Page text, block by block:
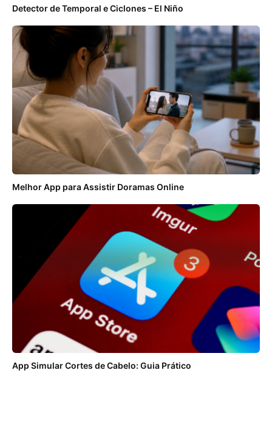
Detector de Temporal e Ciclones – El Niño
Melhor App para Assistir Doramas Online
App Simular Cortes de Cabelo: Guia Prático